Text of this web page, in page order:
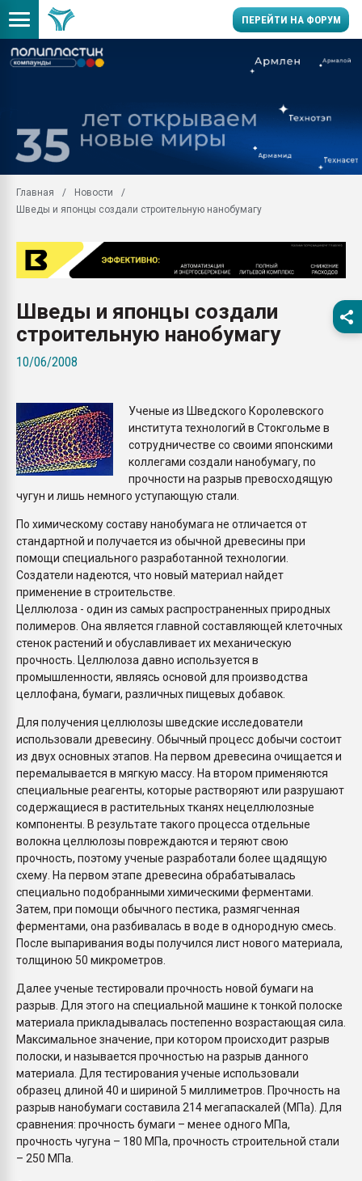
ПЕРЕЙТИ НА ФОРУМ
Вакуум-формовочные
ближайшее
28.07.2026
Всё, что касается
бутылок
Материал поверхности
вакуумного
Продам отходы
ПЕРЕЙТИ НА
Главная
Новости
Шведы и японцы создали строительную нанобумагу
Шведы и японцы создали
строительную нанобумагу
10/06/2008
Ученые из Шведского Королевского
института технологий в Стокгольме в
сотрудничестве со своими японскими
коллегами создали нанобумагу, по
прочности на разрыв превосходящую
чугун и лишь немного уступающую стали.
По химическому составу нанобумага не отличается от
стандартной и получается из обычной древесины при
помощи специального разработанной технологии.
Создатели надеются, что новый материал найдет
применение в строительстве.
Целлюлоза - один из самых распространенных природных
полимеров. Она является главной составляющей клеточных
стенок растений и обуславливает их механическую
прочность. Целлюлоза давно используется в
промышленности, являясь основой для производства
целлофана, бумаги, различных пищевых добавок.
Для получения целлюлозы шведские исследователи
использовали древесину. Обычный процесс добычи состоит
из двух основных этапов. На первом древесина очищается и
перемалывается в мягкую массу. На втором применяются
специальные реагенты, которые растворяют или разрушают
содержащиеся в растительных тканях нецеллюлозные
компоненты. В результате такого процесса отдельные
волокна целлюлозы повреждаются и теряют свою
прочность, поэтому ученые разработали более щадящую
схему. На первом этапе древесина обрабатывалась
специально подобранными химическими ферментами.
Затем, при помощи обычного пестика, размягченная
ферментами, она разбивалась в воде в однородную смесь.
После выпаривания воды получился лист нового материала,
толщиною 50 микрометров.
Далее ученые тестировали прочность новой бумаги на
разрыв. Для этого на специальной машине к тонкой полоске
материала прикладывалась постепенно возрастающая сила.
Максимальное значение, при котором происходит разрыв
полоски, и называется прочностью на разрыв данного
материала. Для тестирования ученые использовали
образец длиной 40 и шириной 5 миллиметров. Прочность на
разрыв нанобумаги составила 214 мегапаскалей (МПа). Для
сравнения: прочность бумаги – менее одного МПа,
прочность чугуна – 180 МПа, прочность строительной стали
– 250 МПа.